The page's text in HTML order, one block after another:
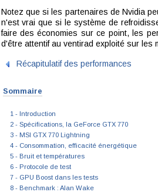
Notez que si les partenaires de Nvidia
n'est vrai que si le système de
faire des économies sur ce point, les
d'être attentif au ventirad exploité sur les
Récapitulatif des performances
Sommaire
1 - Introduction
2 - Spécifications, la GeForce GTX 770
3 - MSI GTX 770 Lightning
4 - Consommation, efficacité énergétique
5 - Bruit et températures
6 - Protocole de test
7 - GPU Boost dans les tests
8 - Benchmark : Alan Wake